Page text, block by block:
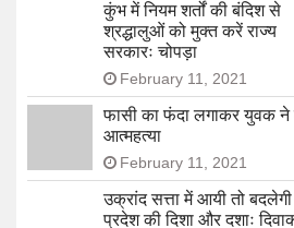
कुंभ में नियम शर्तों की बंदिश से
श्रद्धालुओं को मुक्त करें राज्य
सरकारः चोपड़ा
February 11, 2021
फासी का फंदा लगाकर युवक ने
आत्महत्या
February 11, 2021
उक्रांद सत्ता में आयी तो बदलेगी
प्रदेश की दिशा और दशाः